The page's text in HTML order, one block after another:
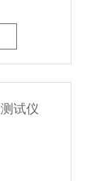
试仪